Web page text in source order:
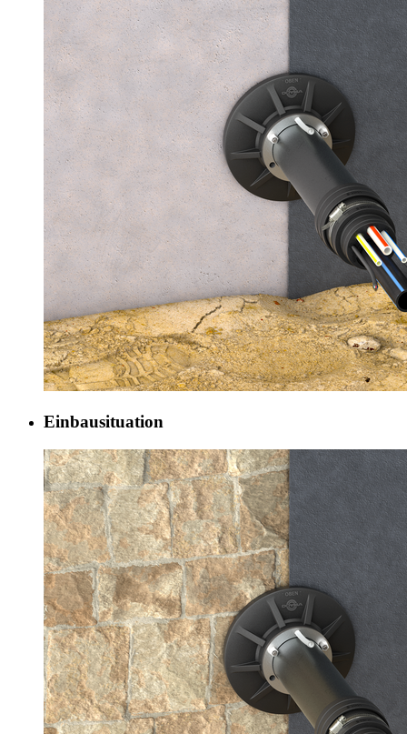
Einbausituation